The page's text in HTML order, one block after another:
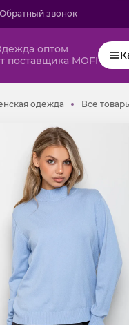
Обратный звонок
оптом
поставщика MOFI
одежда Женская
Все